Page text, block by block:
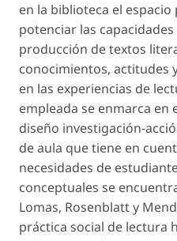
en la biblioteca el
potenciar las
producción de textos
conocimientos, actitudes
en las experiencias de
empleada se enmarca en
diseño investigación-
de aula que tiene en
necesidades de
conceptuales se
Lomas, Rosenblatt y
práctica social de lectura